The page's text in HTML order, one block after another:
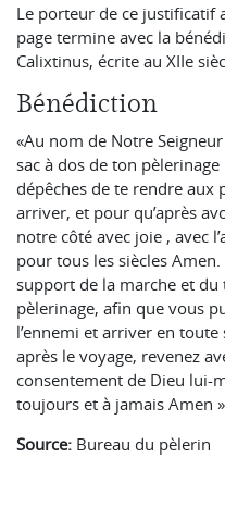
Le porteur de ce justificatif
page termine avec la
Calixtinus, écrite au XIIe
Bénédiction
«Au nom de Notre
sac à dos de ton
dépêches de te rendre aux
arriver, et pour qu’après
notre côté avec joie , avec
pour tous les siècles
support de la marche et
pèlerinage, afin que vous
l’ennemi et arriver en
après le voyage, revenez
consentement de Dieu lui-
toujours et à jamais Amen »
Source: Bureau du pèlerin